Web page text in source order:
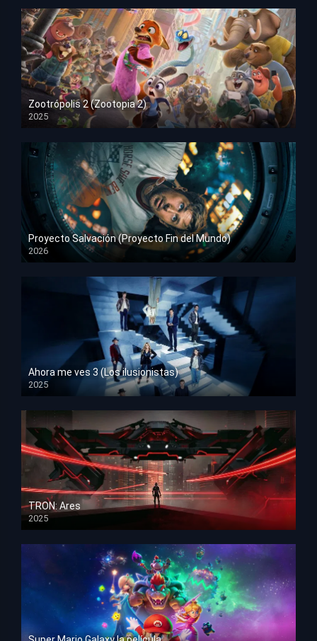
Zootrópolis 2 (Zootopia 2)
2025
HD 1080p
Proyecto Salvación (Proyecto Fin del Mundo)
2026
HD 1080p
Ahora me ves 3 (Los ilusionistas)
2025
HD 1080p
TRON: Ares
2025
HD 1080p